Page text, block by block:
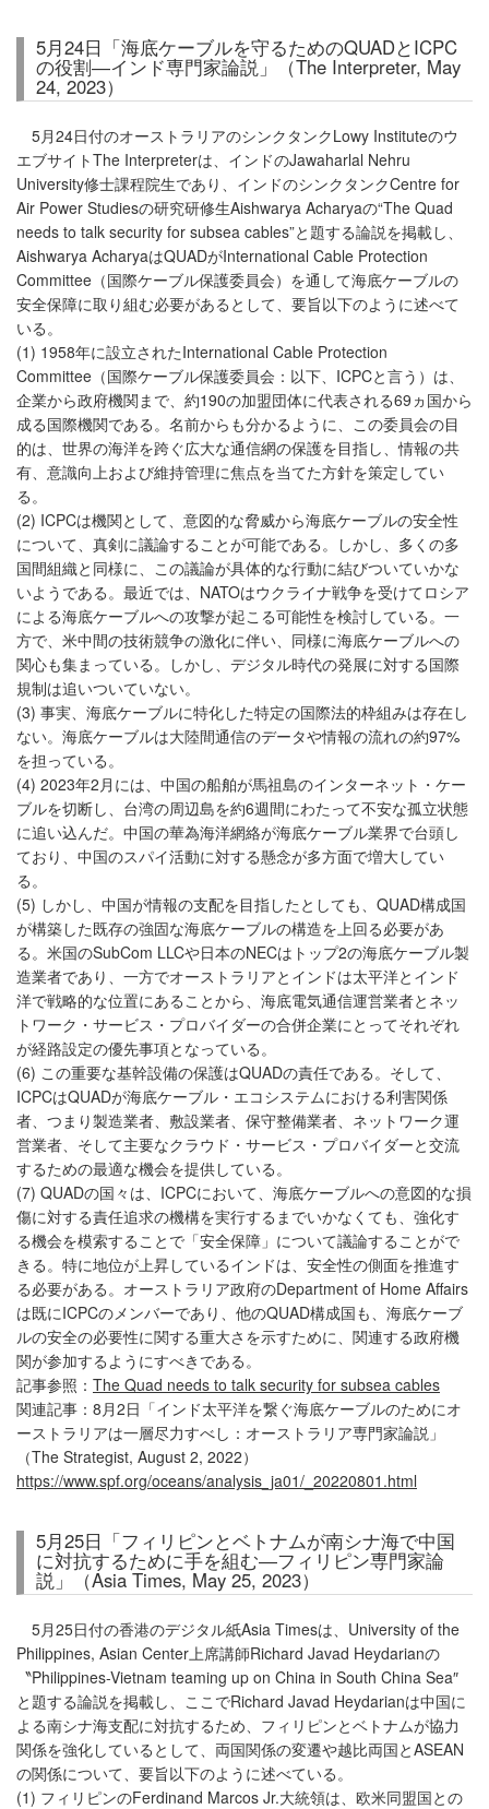
5月24日「海底ケーブルを守るためのQUADとICPC
の役割―インド専門家論説」（The Interpreter, May
24, 2023）
5月24日付のオーストラリアのシンクタンクLowy Instituteのウ
エブサイトThe Interpreterは、インドのJawaharlal Nehru
University修士課程院生であり、インドのシンクタンクCentre for
Air Power Studiesの研究研修生Aishwarya Acharyaの“The Quad
needs to talk security for subsea cables”と題する論説を掲載し、
Aishwarya AcharyaはQUADがInternational Cable Protection
Committee（国際ケーブル保護委員会）を通して海底ケーブルの
安全保障に取り組む必要があるとして、要旨以下のように述べて
いる。
(1) 1958年に設立されたInternational Cable Protection
Committee（国際ケーブル保護委員会：以下、ICPCと言う）は、
企業から政府機関まで、約190の加盟団体に代表される69ヵ国から
成る国際機関である。名前からも分かるように、この委員会の目
的は、世界の海洋を跨ぐ広大な通信網の保護を目指し、情報の共
有、意識向上および維持管理に焦点を当てた方針を策定してい
る。
(2) ICPCは機関として、意図的な脅威から海底ケーブルの安全性
について、真剣に議論することが可能である。しかし、多くの多
国間組織と同様に、この議論が具体的な行動に結びついていかな
いようである。最近では、NATOはウクライナ戦争を受けてロシア
による海底ケーブルへの攻撃が起こる可能性を検討している。一
方で、米中間の技術競争の激化に伴い、同様に海底ケーブルへの
関心も集まっている。しかし、デジタル時代の発展に対する国際
規制は追いついていない。
(3) 事実、海底ケーブルに特化した特定の国際法的枠組みは存在し
ない。海底ケーブルは大陸間通信のデータや情報の流れの約97%
を担っている。
(4) 2023年2月には、中国の船舶が馬祖島のインターネット・ケー
ブルを切断し、台湾の周辺島を約6週間にわたって不安な孤立状態
に追い込んだ。中国の華為海洋網絡が海底ケーブル業界で台頭し
ており、中国のスパイ活動に対する懸念が多方面で増大してい
る。
(5) しかし、中国が情報の支配を目指したとしても、QUAD構成国
が構築した既存の強固な海底ケーブルの構造を上回る必要があ
る。米国のSubCom LLCや日本のNECはトップ2の海底ケーブル製
造業者であり、一方でオーストラリアとインドは太平洋とインド
洋で戦略的な位置にあることから、海底電気通信運営業者とネッ
トワーク・サービス・プロバイダーの合併企業にとってそれぞれ
が経路設定の優先事項となっている。
(6) この重要な基幹設備の保護はQUADの責任である。そして、
ICPCはQUADが海底ケーブル・エコシステムにおける利害関係
者、つまり製造業者、敷設業者、保守整備業者、ネットワーク運
営業者、そして主要なクラウド・サービス・プロバイダーと交流
するための最適な機会を提供している。
(7) QUADの国々は、ICPCにおいて、海底ケーブルへの意図的な損
傷に対する責任追求の機構を実行するまでいかなくても、強化す
る機会を模索することで「安全保障」について議論することがで
きる。特に地位が上昇しているインドは、安全性の側面を推進す
る必要がある。オーストラリア政府のDepartment of Home Affairs
は既にICPCのメンバーであり、他のQUAD構成国も、海底ケーブ
ルの安全の必要性に関する重大さを示すために、関連する政府機
関が参加するようにすべきである。
記事参照： The Quad needs to talk security for subsea cables
関連記事：8月2日「インド太平洋を繋ぐ海底ケーブルのためにオ
ーストラリアは一層尽力すべし：オーストラリア専門家論説」
（The Strategist, August 2, 2022）
https://www.spf.org/oceans/analysis_ja01/_20220801.html
5月25日「フィリピンとベトナムが南シナ海で中国
に対抗するために手を組む―フィリピン専門家論
説」（Asia Times, May 25, 2023）
5月25日付の香港のデジタル紙Asia Timesは、University of the
Philippines, Asian Center上席講師Richard Javad Heydarianの
〝Philippines-Vietnam teaming up on China in South China Sea″
と題する論説を掲載し、ここでRichard Javad Heydarianは中国に
よる南シナ海支配に対抗するため、フィリピンとベトナムが協力
関係を強化しているとして、両国関係の変遷や越比両国とASEAN
の関係について、要旨以下のように述べている。
(1) フィリピンのFerdinand Marcos Jr.大統領は、欧米同盟国との